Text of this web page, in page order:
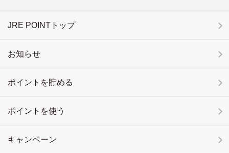
JRE POINTトップ
お知らせ
ポイントを貯める
ポイントを使う
キャンペーン